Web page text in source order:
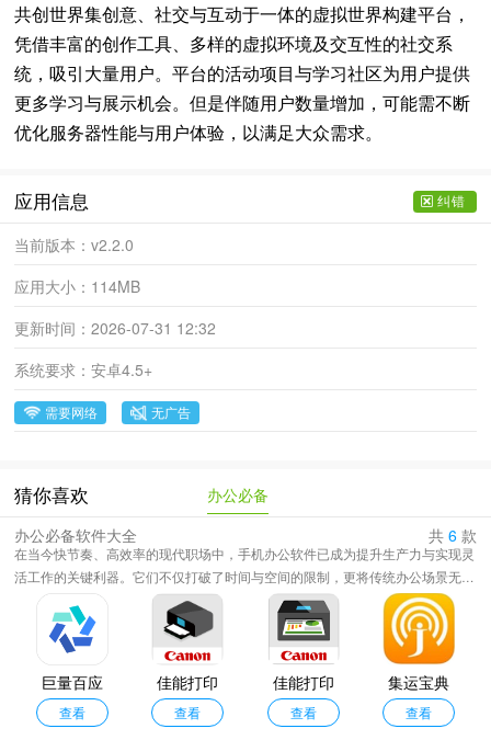
共创世界集创意、社交与互动于一体的虚拟世界构建平台，
凭借丰富的创作工具、多样的虚拟环境及交互性的社交系
统，吸引大量用户。平台的活动项目与学习社区为用户提供
更多学习与展示机会。但是伴随用户数量增加，可能需不断
优化服务器性能与用户体验，以满足大众需求。
应用信息
当前版本：v2.2.0
应用大小： 114MB
更新时间：2026-07-31 12:32
系统要求：安卓4.5+
需要网络 无广告
纠错
猜你喜欢
办公必备
办公必备软件大全
共 6 款
在当今快节奏、高效率的现代职场中，手机办公软件已成为提升生产力与实现灵
活工作的关键利器。它们不仅打破了时间与空间的限制，更将传统办公场景无缝
延伸至掌中方寸之间，让高效工作触手可及，小编精心整合了覆盖团队协作、文
档编辑、日程管理、云盘存储、视频会议、笔记记录、任务追踪等全场景的优质
办公工具。无论你是需要与同事实时协同编辑一份PPT，还是在通勤路上快速审
阅合同。
巨量百应
查看
佳能打印
2.7.3
查看
佳能打印
查看
集运宝典
手机版
查看